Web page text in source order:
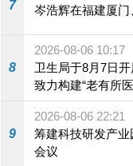
7
岑浩辉在福建厦
8
2026-08-06 10:17
卫生局于8月7日
致力构建“老有所
9
2026-08-06 22:21
筹建科技研发产
会议